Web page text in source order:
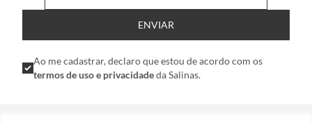
ENVIAR
Ao me cadastrar, declaro que estou de acordo com os
termos de uso e privacidadeda Salinas.